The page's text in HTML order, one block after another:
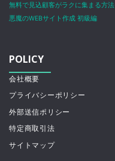
無料で見込顧客がラクに集まる方法
悪魔のWEBサイト作成 初級編
POLICY
会社概要
プライバシーポリシー
外部送信ポリシー
特定商取引法
サイトマップ